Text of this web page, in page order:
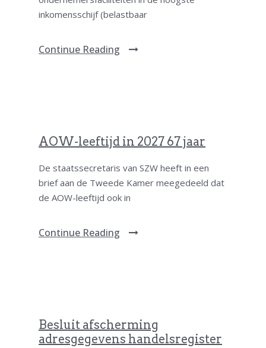
inkomensschijf (belastbaar
Continue Reading
AOW-leeftijd in 2027 67 jaar
De staatssecretaris van SZW heeft in een
brief aan de Tweede Kamer meegedeeld dat
de AOW-leeftijd ook in
Continue Reading
Besluit afscherming
adresgegevens handelsregister